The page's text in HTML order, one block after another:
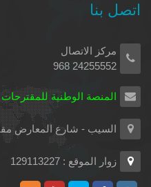
اتصل بنا
مركز الاتصال
24255552 968
المنصة الوطنية
السيب - شارع المعارض
زوار الموقع : 129113227